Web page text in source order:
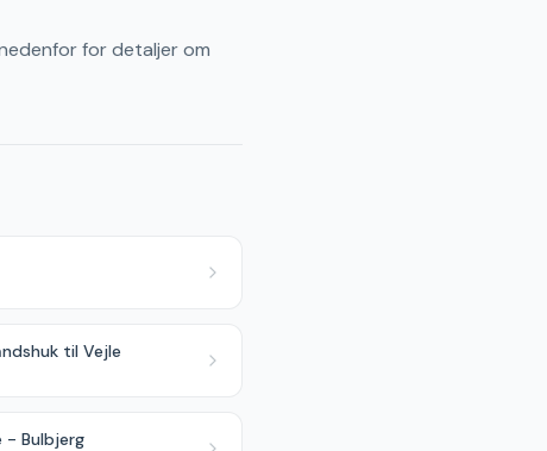
for detaljer om
til Vejle
- Bulbjerg